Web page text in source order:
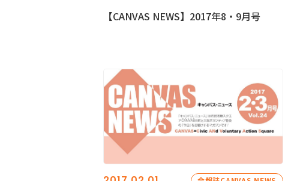
【CANVAS NEWS】2017年8・9月号